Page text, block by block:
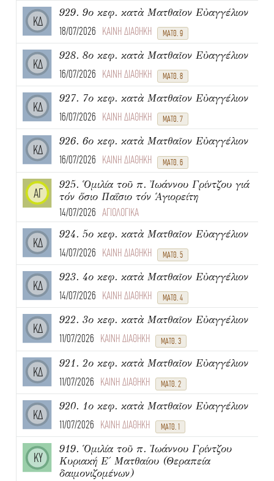
ΚΔ
929. 9ο κεφ. κατὰ Ματθαῖον Εὐαγγέλιον
18/07/2026 ΚΑΙΝΗ ΔΙΑΘΗΚΗ ΜΑΤΘ. 9
ΚΔ
928. 8ο κεφ. κατὰ Ματθαῖον Εὐαγγέλιον
16/07/2026 ΚΑΙΝΗ ΔΙΑΘΗΚΗ ΜΑΤΘ. 8
ΚΔ
927. 7ο κεφ. κατὰ Ματθαῖον Εὐαγγέλιον
16/07/2026 ΚΑΙΝΗ ΔΙΑΘΗΚΗ ΜΑΤΘ. 7
ΚΔ
926. 6ο κεφ. κατὰ Ματθαῖον Εὐαγγέλιον
16/07/2026 ΚΑΙΝΗ ΔΙΑΘΗΚΗ ΜΑΤΘ. 6
ΑΓ
925. Ὁμιλία τοῦ π. Ἰωάννου Γρίντζου γιά
τόν ὅσιο Παΐσιο τόν Ἁγιορείτη
14/07/2026 ΑΓΙΟΛΟΓΙΚΑ
ΚΔ
924. 5ο κεφ. κατὰ Ματθαῖον Εὐαγγέλιον
14/07/2026 ΚΑΙΝΗ ΔΙΑΘΗΚΗ ΜΑΤΘ. 5
ΚΔ
923. 4ο κεφ. κατὰ Ματθαῖον Εὐαγγέλιον
14/07/2026 ΚΑΙΝΗ ΔΙΑΘΗΚΗ ΜΑΤΘ. 4
ΚΔ
922. 3ο κεφ. κατὰ Ματθαῖον Εὐαγγέλιον
11/07/2026 ΚΑΙΝΗ ΔΙΑΘΗΚΗ ΜΑΤΘ. 3
ΚΔ
921. 2ο κεφ. κατὰ Ματθαῖον Εὐαγγέλιον
11/07/2026 ΚΑΙΝΗ ΔΙΑΘΗΚΗ ΜΑΤΘ. 2
ΚΔ
920. 1ο κεφ. κατὰ Ματθαῖον Εὐαγγέλιον
11/07/2026 ΚΑΙΝΗ ΔΙΑΘΗΚΗ ΜΑΤΘ. 1
ΚΥ
919. Ὁμιλία τοῦ π. Ἰωάννου Γρίντζου
Κυριακή Ε΄ Ματθαίου (Θεραπεία
δαιμονιζομένων)